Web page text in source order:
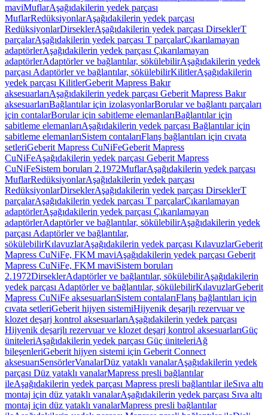
maviMuflarAşağıdakilerin yedek parçası
MuflarRedüksiyonlarAşağıdakilerin yedek parçası
RedüksiyonlarDirseklerAşağıdakilerin yedek parçası DirseklerT
parçalarAşağıdakilerin yedek parçası T parçalarÇıkarılamayan
adaptörlerAşağıdakilerin yedek parçası Çıkarılamayan
adaptörlerAdaptörler ve bağlantılar, sökülebilirAşağıdakilerin yedek
parçası Adaptörler ve bağlantılar, sökülebilirKilitlerAşağıdakilerin
yedek parçası KilitlerGeberit Mapress Bakır
aksesuarlarıAşağıdakilerin yedek parçası Geberit Mapress Bakır
aksesuarlarıBağlantılar için izolasyonlarBorular ve bağlantı parçaları
için contalarBorular için sabitleme elemanlarıBağlantılar için
sabitleme elemanlarıAşağıdakilerin yedek parçası Bağlantılar için
sabitleme elemanlarıSistem contalarıFlanş bağlantıları için cıvata
setleriGeberit Mapress CuNiFeGeberit Mapress
CuNiFeAşağıdakilerin yedek parçası Geberit Mapress
CuNiFeSistem boruları 2.1972MuflarAşağıdakilerin yedek parçası
MuflarRedüksiyonlarAşağıdakilerin yedek parçası
RedüksiyonlarDirseklerAşağıdakilerin yedek parçası DirseklerT
parçalarAşağıdakilerin yedek parçası T parçalarÇıkarılamayan
adaptörlerAşağıdakilerin yedek parçası Çıkarılamayan
adaptörlerAdaptörler ve bağlantılar, sökülebilirAşağıdakilerin yedek
parçası Adaptörler ve bağlantılar,
sökülebilirKılavuzlarAşağıdakilerin yedek parçası KılavuzlarGeberit
Mapress CuNiFe, FKM maviAşağıdakilerin yedek parçası Geberit
Mapress CuNiFe, FKM maviSistem boruları
2.1972DirseklerAdaptörler ve bağlantılar, sökülebilirAşağıdakilerin
yedek parçası Adaptörler ve bağlantılar, sökülebilirKılavuzlarGeberit
Mapress CuNiFe aksesuarlarıSistem contalarıFlanş bağlantıları için
cıvata setleriGeberit hijyen sistemiHijyenik deşarjlı rezervuar ve
klozet deşarj kontrol aksesuarlarıAşağıdakilerin yedek parçası
Hijyenik deşarjlı rezervuar ve klozet deşarj kontrol aksesuarlarıGüç
üniteleriAşağıdakilerin yedek parçası Güç üniteleriAğ
bileşenleriGeberit hijyen sistemi için Geberit Connect
aksesuarıSensörlerVanalarDüz yataklı vanalarAşağıdakilerin yedek
parçası Düz yataklı vanalarMapress presli bağlantılar
ileAşağıdakilerin yedek parçası Mapress presli bağlantılar ileSıva altı
montaj için düz yataklı vanalarAşağıdakilerin yedek parçası Sıva altı
montaj için düz yataklı vanalarMapress presli bağlantılar